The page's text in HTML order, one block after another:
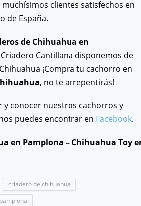
clientes satisfechos en
de España.
de Chihuahua en
Cantillana disponemos de
¡Compra tu cachorro en
, no te arrepentirás!
y conocer nuestros cachorros y
puedes encontrar en Facebook.
en Pamplona – Chihuahua Toy
criadero de chihuahua